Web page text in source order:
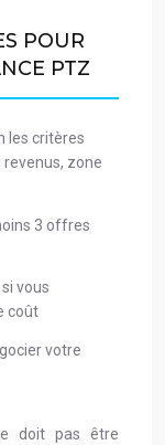
POUR
PTZ
les critères
zone
3 offres
vous
coût
votre
doit pas être